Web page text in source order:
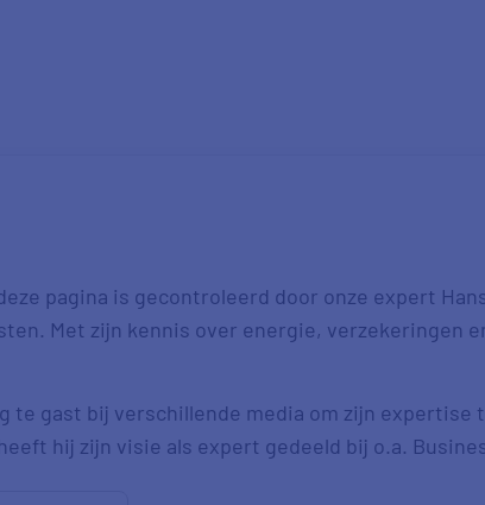
pagina is gecontroleerd door onze expert
Met zijn kennis over energie, verzekeringen
te gast bij verschillende media om zijn expertise
hij zijn visie als expert gedeeld bij o.a.